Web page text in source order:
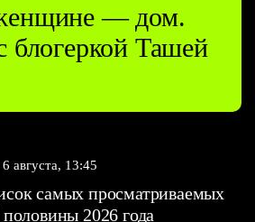
— дом.
блогеркой Ташей
6 августа, 13:45
самых просматриваемых
2026 года